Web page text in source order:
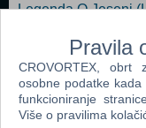
Legenda O Jeseni
Zakon Braće 3.
Blu-Ray)
Zameo Ih Vjetar
Okrutne Namjere
Pravila
CROVORTEX,
osobne podatke kada
funkcioniranje
Više o pravilima